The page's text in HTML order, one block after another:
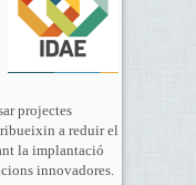
projectes
a reduir el
la implantació
innovadores.